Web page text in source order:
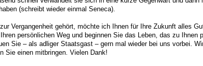
(schreibt wieder einmal Seneca).
Vergangenheit gehört, möchte ich Ihnen für Ihre Zukunft alles
persönlichen Weg und beginnen Sie das Leben, das zu Ihnen
Sie – als adliger Staatsgast – gern mal wieder bei uns vorbei.
Sie einen mitbringen. Vielen Dank!